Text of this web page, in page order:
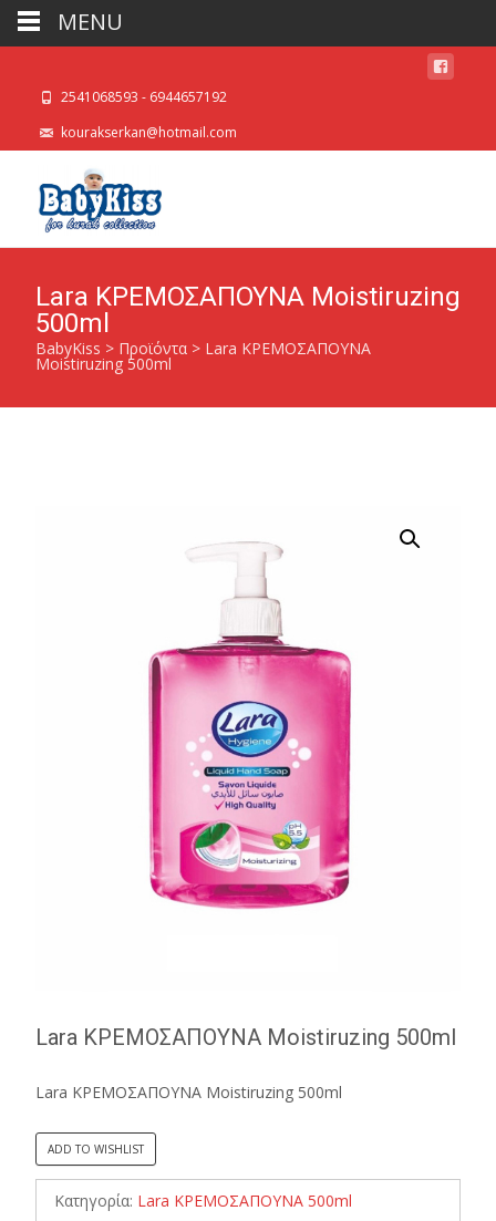
2541068593 - 6944657192
kourakserkan@hotmail.com
Lara ΚΡΕΜΟΣΑΠΟΥΝΑ Moistiruzing
500ml
BabyKiss > Προϊόντα > Lara ΚΡΕΜΟΣΑΠΟΥΝΑ
Moistiruzing 500ml
Lara ΚΡΕΜΟΣΑΠΟΥΝΑ Moistiruzing 500ml
Lara ΚΡΕΜΟΣΑΠΟΥΝΑ Moistiruzing 500ml
ADD TO WISHLIST
Κατηγορία: Lara ΚΡΕΜΟΣΑΠΟΥΝΑ 500ml
MENU